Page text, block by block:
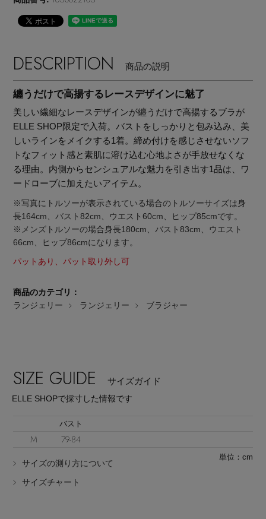
主役級ニットが揃う「シーエフシーエル」の
POP UPがスタート
Stay in
ELLE SHOP 公式アプリ
DESCRIPTION 商品の説明
纏うだけで高揚するレースデザインに魅了
美しい繊細なレースデザインが纏うだけで高揚するブラが
ELLE SHOP限定で入荷。バストをしっかりと包み込み、美
しいラインをメイクする1着。締め付けを感じさせないソフ
トなフィット感と素肌に溶け込む心地よさが手放せなくな
る理由。内側からセンシュアルな魅力を引き出す1品は、ワ
ードローブに加えたいアイテム。
※写真にトルソーが表示されている場合のトルソーサイズは身
長164cm、バスト82cm、ウエスト60cm、ヒップ85cmです。
※メンズトルソーの場合身長180cm、バスト83cm、ウエスト
66cm、ヒップ86cmになります。
パットあり、パット取り外し可
商品のカテゴリ：
ランジェリー
ランジェリー ブラジャー
SIZE GUIDE サイズガイド
ELLE SHOPで採寸した情報です
バスト
M 79-84
サイズの測り方について
サイズチャート
単位：cm